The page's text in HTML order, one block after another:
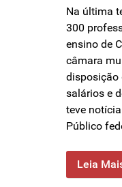
Na última
300
ensino de
câmara
disposição
salários e
teve
Público
Leia